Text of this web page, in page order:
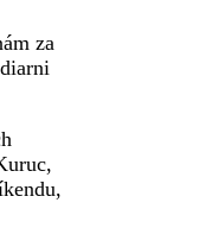
za